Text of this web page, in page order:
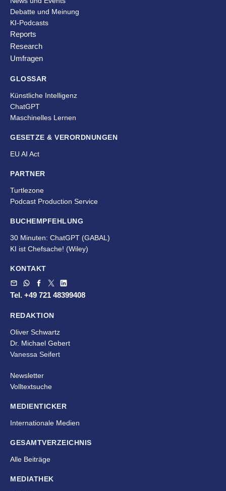
Debatte und Meinung
KI-Podcasts
Reports
Research
Umfragen
GLOSSAR
Künstliche Intelligenz
ChatGPT
Maschinelles Lernen
GESETZE & VERORDNUNGEN
EU AI Act
PARTNER
Turtlezone
Podcast Production Service
BUCHEMPFEHLUNG
30 Minuten: ChatGPT (GABAL)
KI ist Chefsache! (Wiley)
KONTAKT
Tel. +49 721 48399408
REDAKTION
Oliver Schwartz
Dr. Michael Gebert
Vanessa Seifert
Newsletter
Volltextsuche
MEDIENTICKER
Internationale Medien
GESAMTVERZEICHNIS
Alle Beiträge
MEDIATHEK